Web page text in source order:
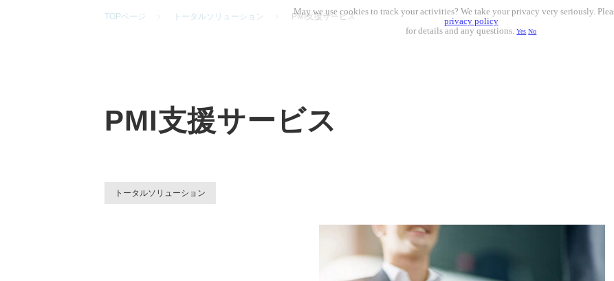
TOPページ トータルソリューション PMI支援サービス
PMI支援サービス
トータルソリューション
May we use cookies to track your activities? We take your privacy very seriously.
privacy policy
for details and any questions.Yes No